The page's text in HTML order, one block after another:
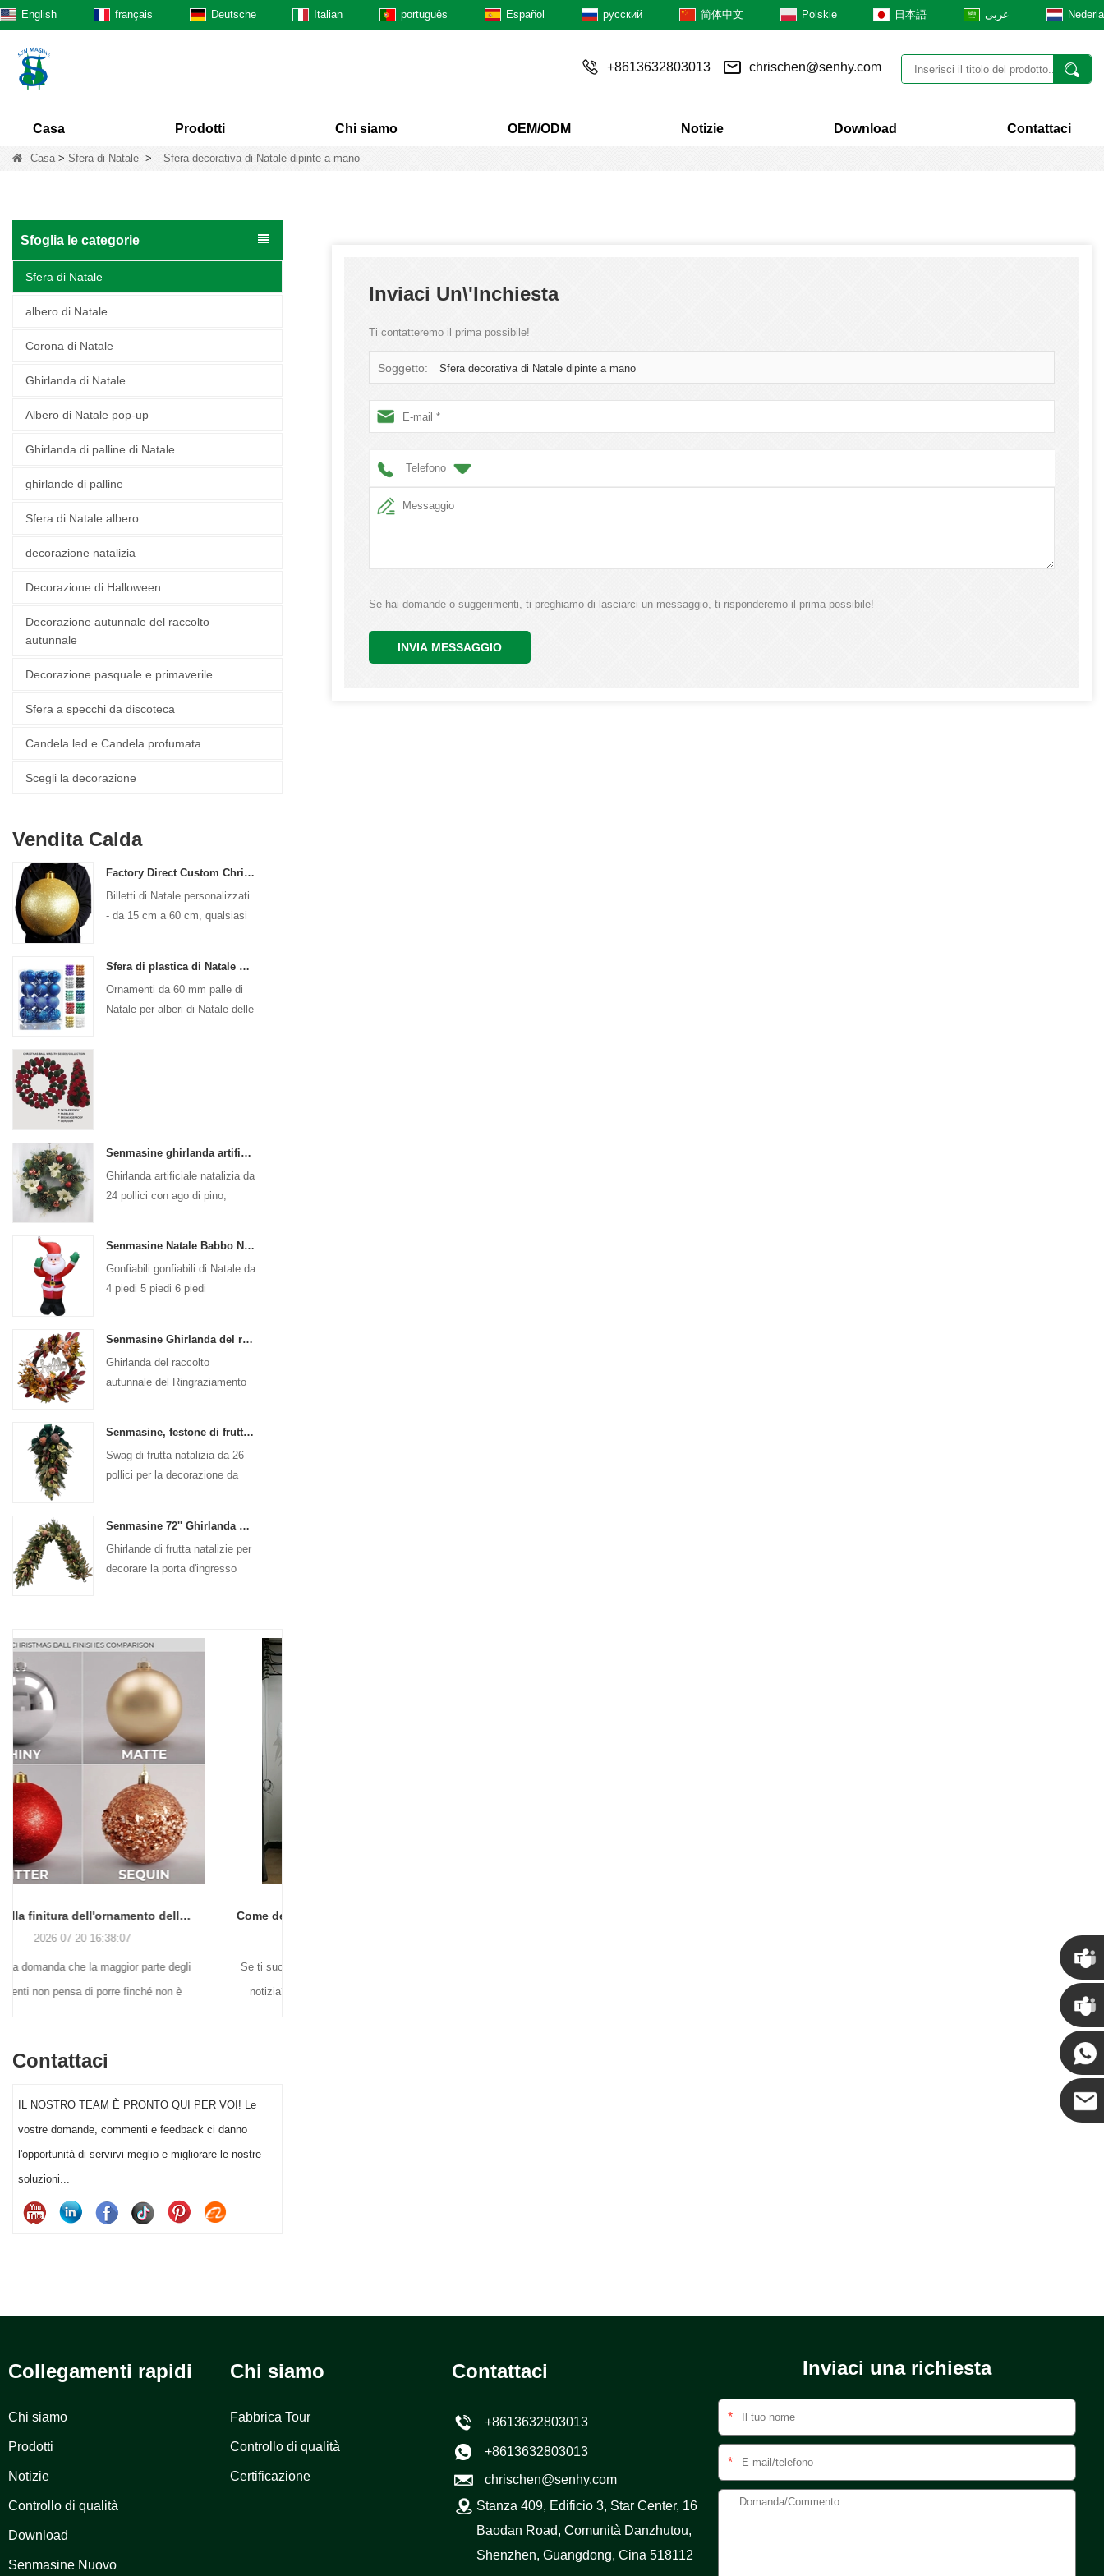
English français Deutsche Italian português Español русский 简体中文 Polskie 日本語 عربى
+8613632803013 chrischen@senhy.com
Casa Prodotti Chi siamo OEM/ODM Notizie Download Contattaci
Casa> Sfera di Natale > Sfera decorativa di Natale dipinte a mano
Sfoglia le categorie
Sfera di Natale
albero di Natale
Corona di Natale
Ghirlanda di Natale
Albero di Natale pop-up
Ghirlanda di palline di Natale
ghirlande di palline
Sfera di Natale albero
decorazione natalizia
Decorazione di Halloween
Decorazione autunnale del raccolto
autunnale
Decorazione pasquale e primaverile
Sfera a specchi da discoteca
Candela led e Candela profumata
Scegli la decorazione
Vendita Calda
Factory Direct Custom Christmas Ball Big Ornaments grandi palline 15 cm - palline logo di Natale da 60 cm
Billetti di Natale personalizzati
- da 15 cm a 60 cm, qualsiasi
Sfera di plastica di Natale da 24 ct 2,36 "per decorazioni per ornamenti appesi a sfere per un bambino decorativo per le vacanze
Ornamenti da 60 mm palle di
Natale per alberi di Natale delle
Senmasine ghirlanda artificiale natalizia da 24 pollici con ago di pino pigna stella di Natale palla rossa bacche dorate ramo
Ghirlanda artificiale natalizia da
24 pollici con ago di pino,
Senmasine Natale Babbo Natale Gonfiabile Gonfiabile Gonfiabili di Natale Decorazione Vacanza Inverno Interno Esterno
Gonfiabili gonfiabili di Natale da
4 piedi 5 piedi 6 piedi
Senmasine Ghirlanda del raccolto autunnale del Ringraziamento da 24 pollici con cartello di saluto Foglie del raccolto autunnale Girasole con fiocco a forma di zucca
Ghirlanda del raccolto
autunnale del Ringraziamento
Senmasine, festone di frutta natalizia da 26 pollici con fiocchi di nastro, foglie di rami in PVC artificiale
Swag di frutta natalizia da 26
pollici per la decorazione da
Senmasine 72'' Ghirlanda di frutta artificiale di Natale per la decorazione da appendere al camino delle scale
Ghirlande di frutta natalizie per
decorare la porta d'ingresso
Guida alla finitura dell'ornamento della palla di Natale: lucido, opaco, glitterato, perlato, satinato e altro Come decorare per Halloween senza perdere la testa (o il fine settimana)
2026-06-22 16:55:16
Se ti suona familiare, non sei solo. E la buona
notizia? Non è necessario essere un genio
Contattaci
IL NOSTRO TEAM È PRONTO QUI PER VOI! Le
vostre domande, commenti e feedback ci danno
l'opportunità di servirvi meglio e migliorare le nostre
soluzioni...
Inviaci Un\'inchiesta
Ti contatteremo il prima possibile!
Soggetto: Sfera decorativa di Natale dipinte a mano
Telefono
Se hai domande o suggerimenti, ti preghiamo di lasciarci un messaggio, ti risponderemo il prima possibile!
INVIA MESSAGGIO
Collegamenti rapidi
Chi siamo
Prodotti
Notizie
Controllo di qualità
Download
Senmasine Nuovo
Chi siamo
Fabbrica Tour
Controllo di qualità
Certificazione
Contattaci
+8613632803013
+8613632803013
chrischen@senhy.com
Stanza 409, Edificio 3, Star Center, 16
Baodan Road, Comunità Danzhutou,
Shenzhen, Guangdong, Cina 518112
Inviaci una richiesta
*
*
Chris
Kenny